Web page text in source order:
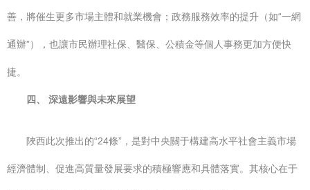
善，將催生更多市場主體和就業機會；政務服務效率的提升（如“一網
通辦”），也讓市民辦理社保、醫保、公積金等個人事務更加方便快
捷。
四、 深遠影響與未來展望
陜西此次推出的“24條”，是對中央關于構建高水平社會主義市場
經濟體制、促進高質量發展要求的積極響應和具體落實。其核心在于